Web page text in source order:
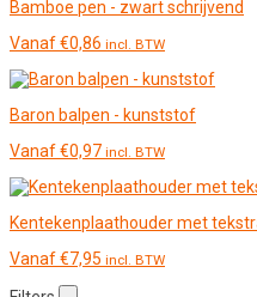
Bamboe pen - zwart schrijvend
Vanaf€0,86 incl. BTW
Baron balpen - kunststof
Vanaf€0,97 incl. BTW
Kentekenplaathouder met
Vanaf€7,95 incl. BTW